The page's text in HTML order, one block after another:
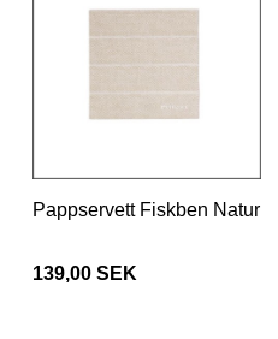
Pappservett Fiskben Natur
139,00 SEK